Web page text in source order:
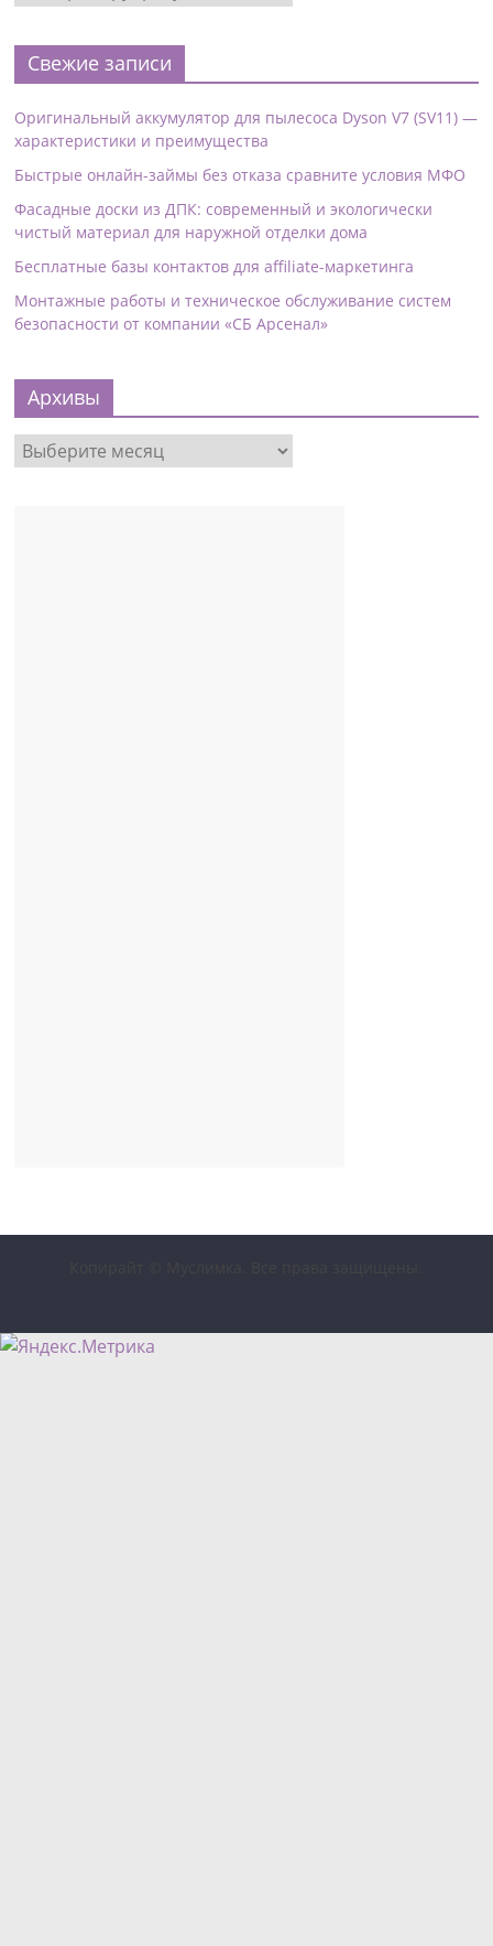
Свежие записи
Оригинальный аккумулятор для пылесоса Dyson V7 (SV11) —
характеристики и преимущества
Быстрые онлайн-займы без отказа сравните условия МФО
Фасадные доски из ДПК: современный и экологически
чистый материал для наружной отделки дома
Бесплатные базы контактов для affiliate-маркетинга
Монтажные работы и техническое обслуживание систем
безопасности от компании «СБ Арсенал»
Архивы